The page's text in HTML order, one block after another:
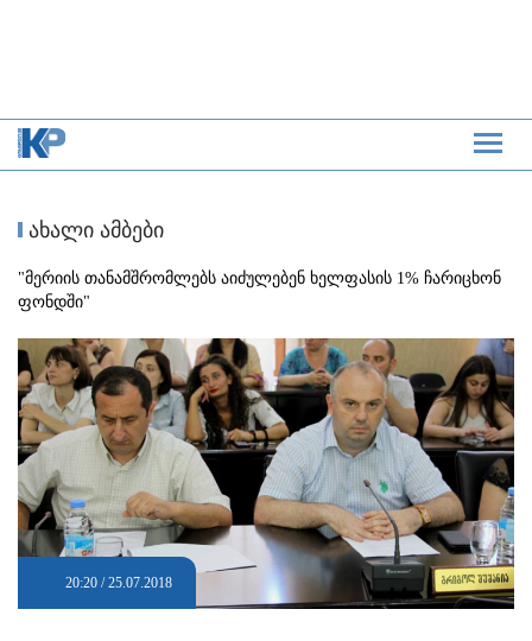
ახალი ამბები
"მერიის თანამშრომლებს აიძულებენ ხელფასის 1% ჩარიცხონ
ფონდში"
20:20 / 25.07.2018